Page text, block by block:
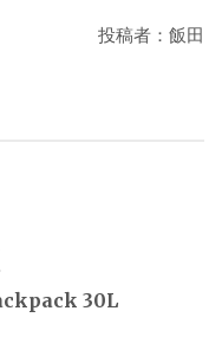
投稿者：飯田
30L